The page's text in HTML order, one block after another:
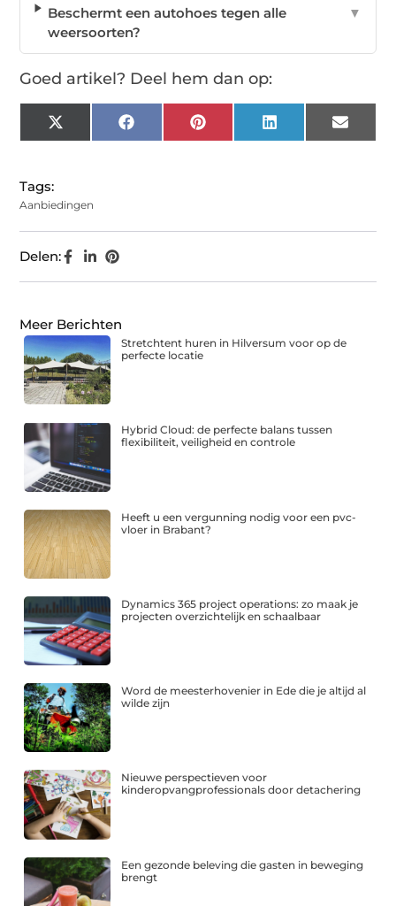
Beschermt een autohoes tegen alle
weersoorten?
▼
Goed artikel? Deel hem dan op:
X
(Twitter)
Facebook Pinterest LinkedIn Email
Tags:
Aanbiedingen
Delen:
Meer Berichten
Stretchtent huren in Hilversum voor op de
perfecte locatie
Hybrid Cloud: de perfecte balans tussen
flexibiliteit, veiligheid en controle
Heeft u een vergunning nodig voor een pvc-
vloer in Brabant?
Dynamics 365 project operations: zo maak je
projecten overzichtelijk en schaalbaar
Word de meesterhovenier in Ede die je altijd al
wilde zijn
Nieuwe perspectieven voor
kinderopvangprofessionals door detachering
Een gezonde beleving die gasten in beweging
brengt